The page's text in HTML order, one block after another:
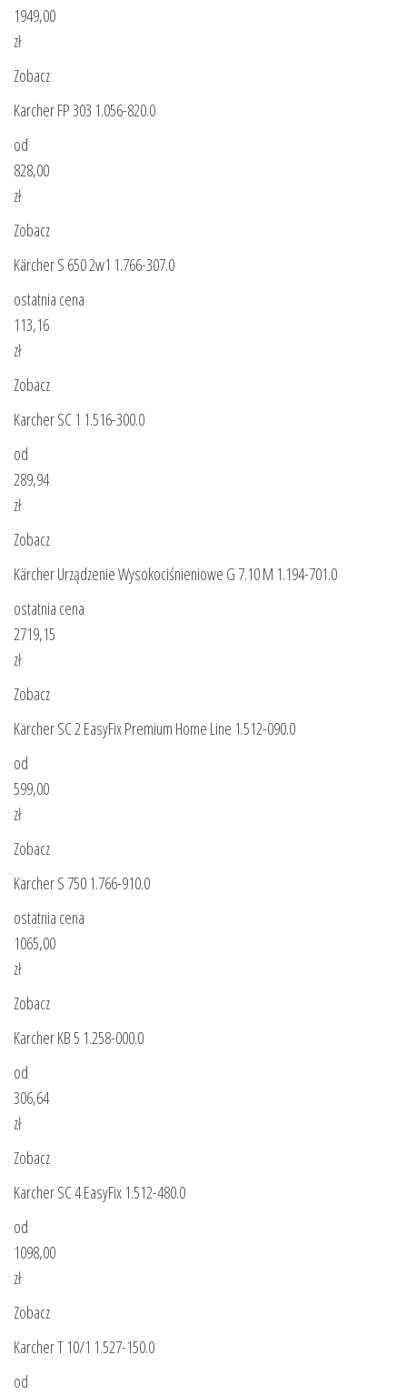
1949,00
zł
Zobacz
Karcher FP 303 1.056-820.0
od
828,00
zł
Zobacz
Kärcher S 650 2w1 1.766-307.0
ostatnia cena
113,16
zł
Zobacz
Karcher SC 1 1.516-300.0
od
289,94
zł
Zobacz
Kärcher Urządzenie Wysokociśnieniowe G 7.10 M 1.194-701.0
ostatnia cena
2719,15
zł
Zobacz
Karcher SC 2 EasyFix Premium Home Line 1.512-090.0
od
599,00
zł
Zobacz
Karcher S 750 1.766-910.0
ostatnia cena
1065,00
zł
Zobacz
Karcher KB 5 1.258-000.0
od
306,64
zł
Zobacz
Karcher SC 4 EasyFix 1.512-480.0
od
1098,00
zł
Zobacz
Karcher T 10/1 1.527-150.0
od